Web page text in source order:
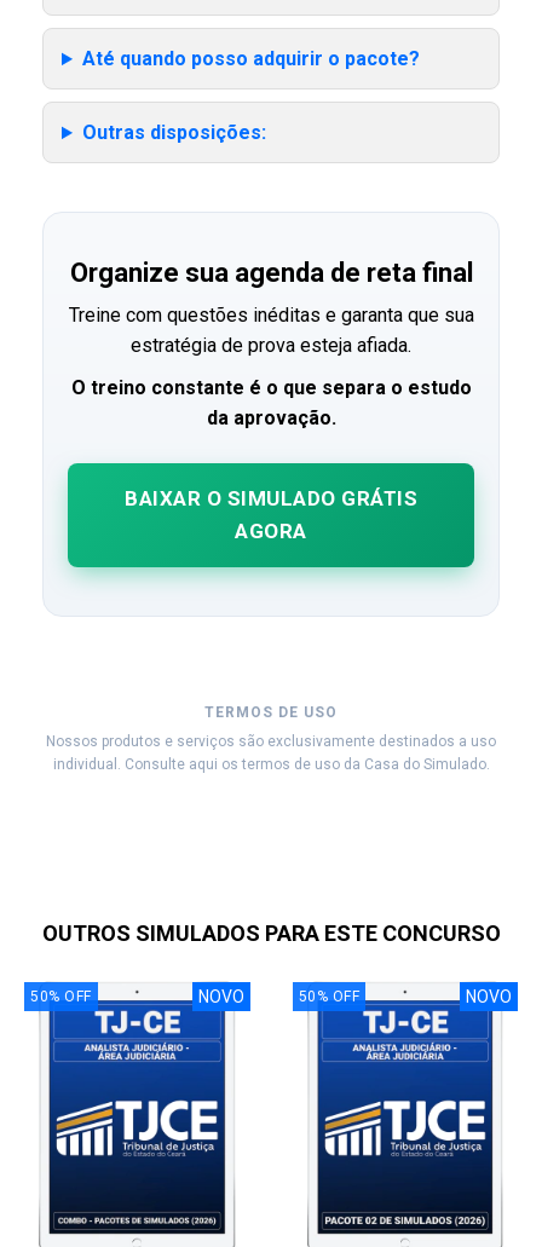
Até quando posso adquirir o pacote?
Outras disposições:
Organize sua agenda de reta final
Treine com questões inéditas e garanta que sua
estratégia de prova esteja afiada.
O treino constante é o que separa o estudo
da aprovação.
BAIXAR O SIMULADO GRÁTIS
AGORA
TERMOS DE USO
Nossos produtos e serviços são exclusivamente destinados a uso
individual. Consulte aqui os termos de uso da Casa do Simulado.
OUTROS SIMULADOS PARA ESTE CONCURSO
50% OFF NOVO 50 % OFF NOVO